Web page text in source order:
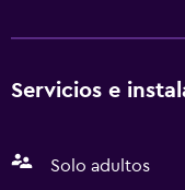
Servicios e
Solo adultos